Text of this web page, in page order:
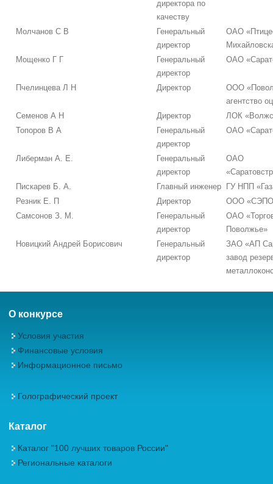
директора по
качеству
Молчанов С В
Генеральный
директор
ОАО
Мощенко Г Г
Генеральный
директор
ОАО
Пчелинцева Л Н Директор
ООО
агентство
Семенов А Н
Директор
ЛОК
Топоров В А
Генеральный
директор
ОАО
Либерман А. Е.
Генеральный
директор
ОАО
Пискарев Б. А.
Главный инженер
ГУ НПП
Резник Е. П
Директор
ООО
Самсонов З. М.
Генеральный
директор
ОАО
Поволжье»
Новицкий Андрей Борисович
Генеральный
директор
ЗАО «АП
завод
О конкурсе
Условия участия
Финансовые условия
Информационное письмо
Голографический проект
Каталог
Каталог "100 лучших товаров России"
Региональные каталоги